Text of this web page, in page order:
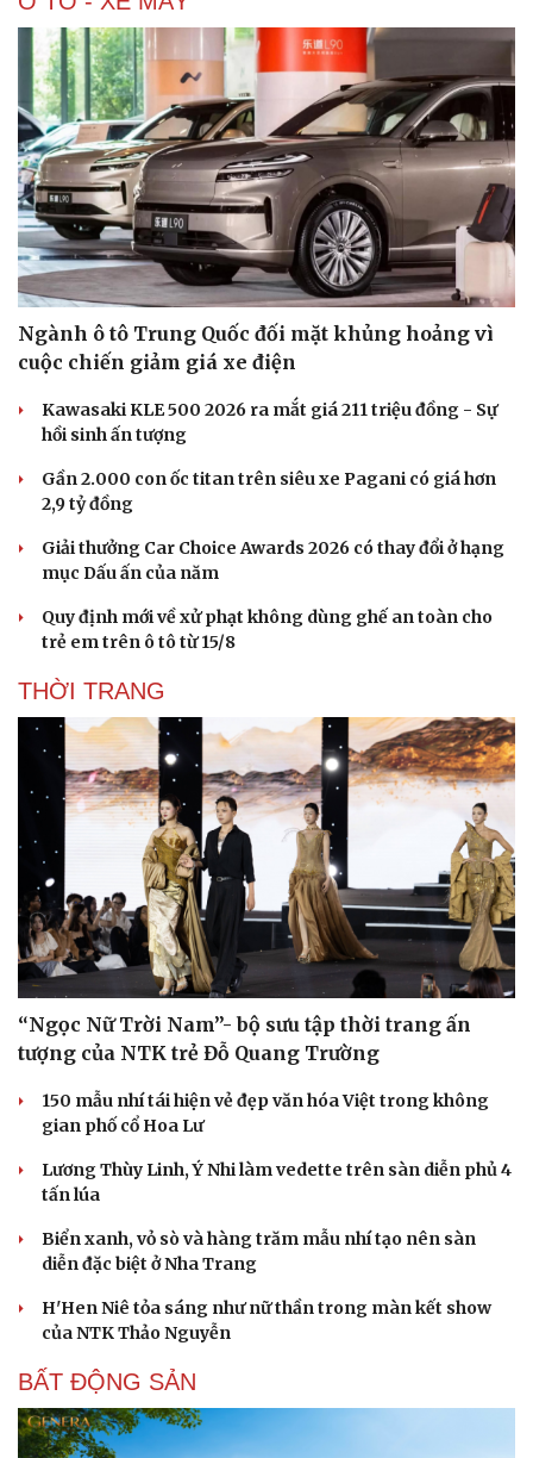
Thông tin doanh nghiệp
Doanh nghiệp 24h
Doanh nhân
Vì cộng đồng
Sành điệu
Tin Công nghệ
Trải nghiệm
Chuyển đổi số
Ngành ô tô Trung Quốc đối mặt khủng hoảng vì
cuộc chiến giảm giá xe điện
Kawasaki KLE 500 2026 ra mắt giá 211 triệu đồng - Sự
hồi sinh ấn tượng
Gần 2.000 con ốc titan trên siêu xe Pagani có giá hơn
2,9 tỷ đồng
Giải thưởng Car Choice Awards 2026 có thay đổi ở hạng
mục Dấu ấn của năm
Quy định mới về xử phạt không dùng ghế an toàn cho
trẻ em trên ô tô từ 15/8
THỜI TRANG
“Ngọc Nữ Trời Nam”- bộ sưu tập thời trang ấn
tượng của NTK trẻ Đỗ Quang Trường
150 mẫu nhí tái hiện vẻ đẹp văn hóa Việt trong không
gian phố cổ Hoa Lư
Lương Thùy Linh, Ý Nhi làm vedette trên sàn diễn phủ 4
tấn lúa
Biển xanh, vỏ sò và hàng trăm mẫu nhí tạo nên sàn
diễn đặc biệt ở Nha Trang
H'Hen Niê tỏa sáng như nữ thần trong màn kết show
của NTK Thảo Nguyễn
BẤT ĐỘNG SẢN